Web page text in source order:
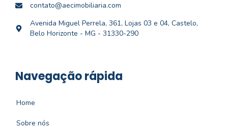
contato@aecimobiliaria.com
Avenida Miguel Perrela, 361, Lojas 03 e 04, Castelo,
Belo Horizonte - MG - 31330-290
Navegação rápida
Home
Sobre nós